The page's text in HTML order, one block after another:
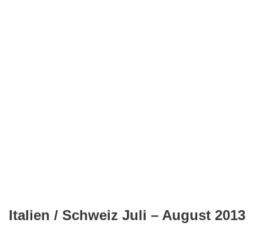
Italien / Schweiz Juli – August 2013